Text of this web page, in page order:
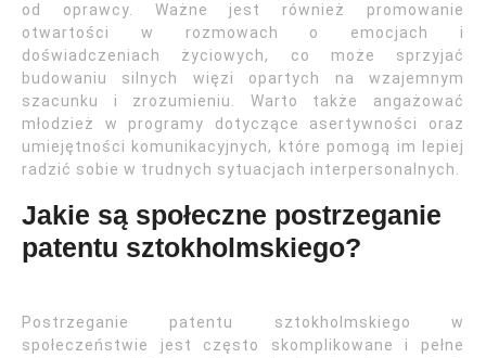
od oprawcy. Ważne jest również promowanie
otwartości w rozmowach o emocjach i
doświadczeniach życiowych, co może sprzyjać
budowaniu silnych więzi opartych na wzajemnym
szacunku i zrozumieniu. Warto także angażować
młodzież w programy dotyczące asertywności oraz
umiejętności komunikacyjnych, które pomogą im lepiej
radzić sobie w trudnych sytuacjach interpersonalnych.
Jakie są społeczne postrzeganie
patentu sztokholmskiego?
Postrzeganie patentu sztokholmskiego w
społeczeństwie jest często skomplikowane i pełne